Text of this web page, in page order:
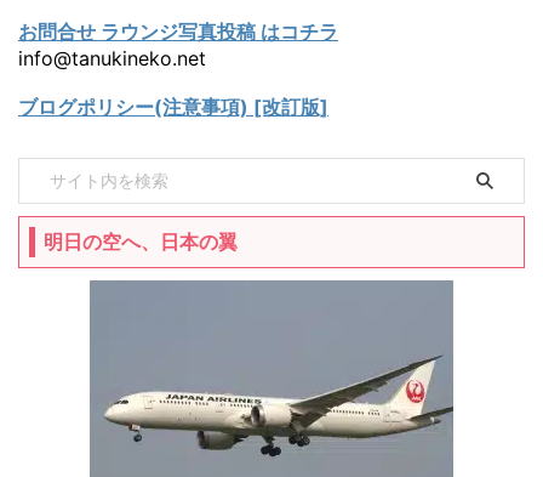
お問合せ ラウンジ写真投稿 はコチラ
info@tanukineko.net
ブログポリシー(注意事項) [改訂版]
明日の空へ、日本の翼